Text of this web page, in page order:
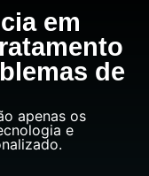
em
de
apenas os
e